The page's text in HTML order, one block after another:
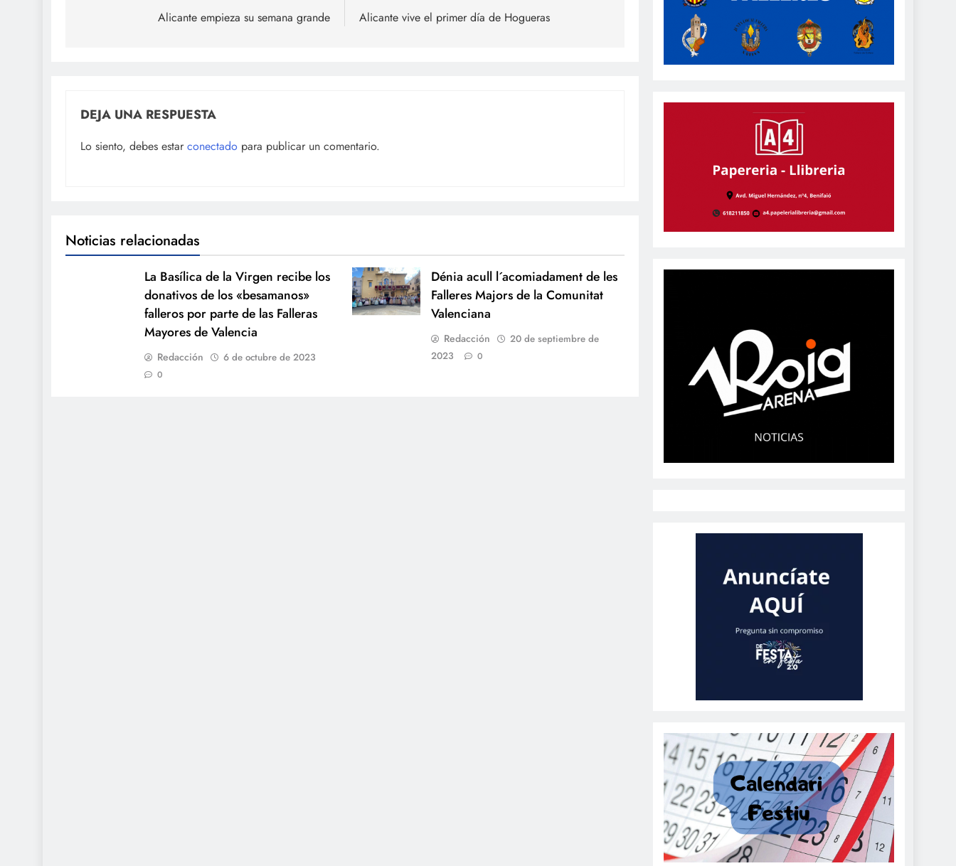
Alicante empieza su semana grande
Alicante vive el primer día de Hogueras
DEJA UNA RESPUESTA
Lo siento, debes estar conectado para publicar un comentario.
Noticias relacionadas
La Basílica de la Virgen recibe los
donativos de los «besamanos»
falleros por parte de las Falleras
Mayores de Valencia
Redacción 6 de octubre de 2023
0
Dénia acull l´acomiadament de les
Falleres Majors de la Comunitat
Valenciana
Redacción
20 de septiembre de
2023
0